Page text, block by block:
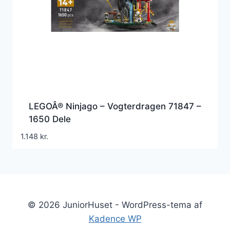
LEGOÂ® Ninjago – Vogterdragen 71847 –
1650 Dele
1.148 kr.
© 2026 JuniorHuset - WordPress-tema af
Kadence WP